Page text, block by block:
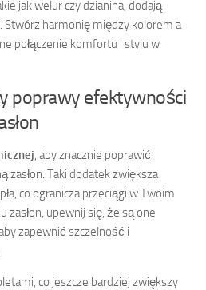
jak welur czy dzianina, dodają
Stwórz harmonię między kolorem a
połączenie komfortu i stylu w
poprawy efektywności
, aby znacznie poprawić
Taki dodatek zwiększa
co ogranicza przeciągi w Twoim
zasłon, upewnij się, że są one
zapewnić szczelność i
co jeszcze bardziej zwiększy